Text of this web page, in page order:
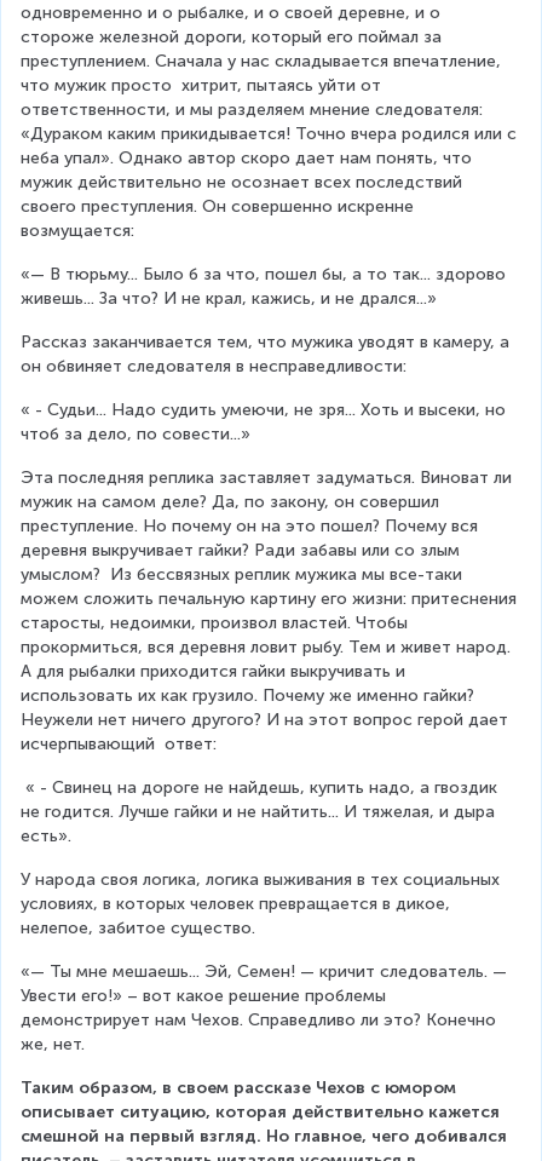
одновременно и о рыбалке, и о своей деревне, и о
стороже железной дороги, который его поймал за
преступлением. Сначала у нас складывается впечатление,
что мужик просто  хитрит, пытаясь уйти от
ответственности, и мы разделяем мнение следователя:
«Дураком каким прикидывается! Точно вчера родился или с
неба упал». Однако автор скоро дает нам понять, что
мужик действительно не осознает всех последствий
своего преступления. Он совершенно искренне
возмущается:
«— В тюрьму... Было б за что, пошел бы, а то так... здорово
живешь... За что? И не крал, кажись, и не дрался...»
Рассказ заканчивается тем, что мужика уводят в камеру, а
он обвиняет следователя в несправедливости:
« - Судьи... Надо судить умеючи, не зря... Хоть и высеки, но
чтоб за дело, по совести...»
Эта последняя реплика заставляет задуматься. Виноват ли
мужик на самом деле? Да, по закону, он совершил
преступление. Но почему он на это пошел? Почему вся
деревня выкручивает гайки? Ради забавы или со злым
умыслом?  Из бессвязных реплик мужика мы все-таки
можем сложить печальную картину его жизни: притеснения
старосты, недоимки, произвол властей. Чтобы
прокормиться, вся деревня ловит рыбу. Тем и живет народ.
А для рыбалки приходится гайки выкручивать и
использовать их как грузило. Почему же именно гайки?
Неужели нет ничего другого? И на этот вопрос герой дает
исчерпывающий  ответ:
« - Свинец на дороге не найдешь, купить надо, а гвоздик
не годится. Лучше гайки и не найтить... И тяжелая, и дыра
есть».
У народа своя логика, логика выживания в тех социальных
условиях, в которых человек превращается в дикое,
нелепое, забитое существо.
«— Ты мне мешаешь... Эй, Семен! — кричит следователь. —
Увести его!» – вот какое решение проблемы
демонстрирует нам Чехов. Справедливо ли это? Конечно
же, нет.
Таким образом, в своем рассказе Чехов с юмором
описывает ситуацию, которая действительно кажется
смешной на первый взгляд. Но главное, чего добивался